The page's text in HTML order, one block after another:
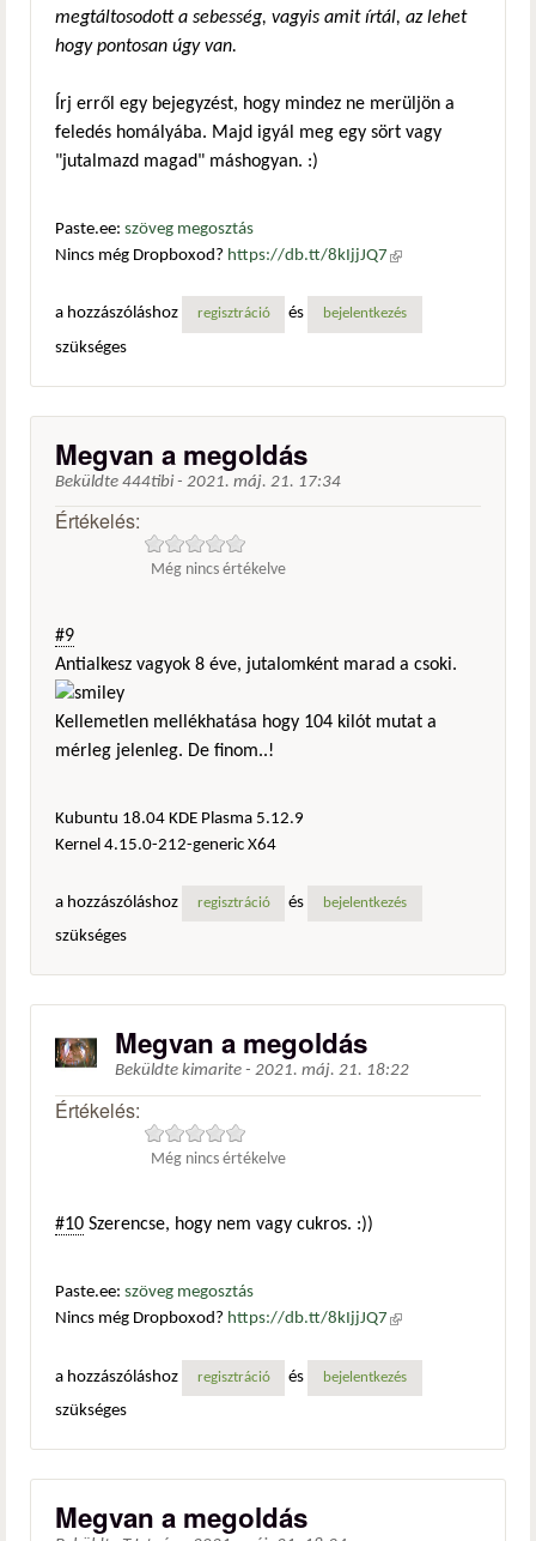
megtáltosodott a sebesség, vagyis amit írtál, az lehet
hogy pontosan úgy van.
Írj erről egy bejegyzést, hogy mindez ne merüljön a
feledés homályába. Majd igyál meg egy sört vagy
"jutalmazd magad" máshogyan. :)
Paste.ee: szöveg megosztás
Nincs még Dropboxod? https://db.tt/8kIjjJQ7 (külső
a hozzászóláshoz
regisztráció és bejelentkezés
szükséges
Megvan a megoldás
Beküldte 444tibi - 2021. máj. 21. 17:34
Értékelés:
Még nincs értékelve
#9
Antialkesz vagyok 8 éve, jutalomként marad a csoki.
Kellemetlen mellékhatása hogy 104 kilót mutat a
mérleg jelenleg. De finom..!
Kubuntu 18.04 KDE Plasma 5.12.9
Kernel 4.15.0-212-generic X64
a hozzászóláshoz regisztráció és bejelentkezés
szükséges
Megvan a megoldás
Beküldte kimarite - 2021. máj. 21. 18:22
Értékelés:
Még nincs értékelve
#10 Szerencse, hogy nem vagy cukros. :))
Paste.ee: szöveg megosztás
Nincs még Dropboxod? https://db.tt/8kIjjJQ7 (külső
a hozzászóláshoz
regisztráció és bejelentkezés
szükséges
Megvan a megoldás